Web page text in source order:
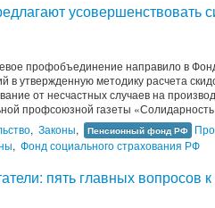
усовершенствовать
профобъединение направило в
в утвержденную методику расчета
от несчастных случаев на
профсоюзной газеты
, Законы, Пенсионный фонд РФ
, Фонд социального страхования РФ
пять главных